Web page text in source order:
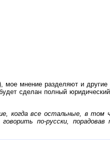
мое мнение разделяют и
сделан полный
когда все остальные, в том
по-русски,